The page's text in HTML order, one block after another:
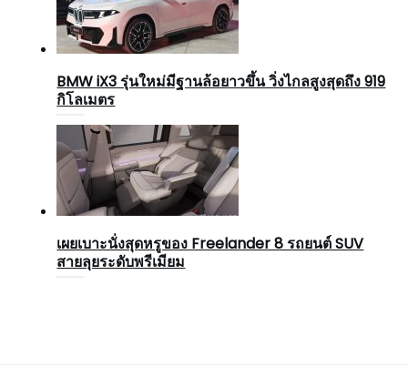
BMW iX3 รุ่นใหม่มีฐานล้อยาวขึ้น วิ่งไกลสูงสุดถึง 919
กิโลเมตร
เผยเบาะนั่งสุดหรูของ Freelander 8 รถยนต์ SUV
สายลุยระดับพรีเมียม